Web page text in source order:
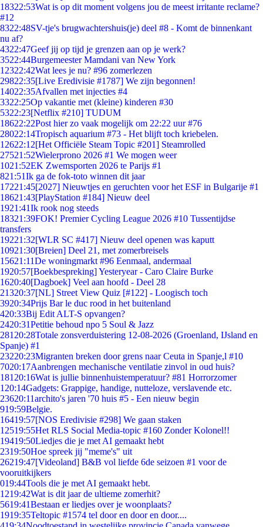
18322:53Wat is op dit moment volgens jou de meest irritante reclame?
#12
8322:48SV-tje's brugwachtershuis(je) deel #8 - Komt de binnenkant
nu af?
4322:47Geef jij op tijd je grenzen aan op je werk?
3522:44Burgemeester Mamdani van New York
12322:42Wat lees je nu? #96 zomerlezen
29822:35[Live Eredivisie #1787] We zijn begonnen!
14022:35Afvallen met injecties #4
3322:25Op vakantie met (kleine) kinderen #30
5322:23[Netflix #210] TUDUM
18622:22Post hier zo vaak mogelijk om 22:22 uur #76
28022:14Tropisch aquarium #73 - Het blijft toch kriebelen.
12622:12[Het Officiële Steam Topic #201] Steamrolled
27521:52Wielerprono 2026 #1 We mogen weer
1021:52EK Zwemsporten 2026 te Parijs #1
821:51Ik ga de fok-toto winnen dit jaar
17221:45[2027] Nieuwtjes en geruchten voor het ESF in Bulgarije #1
18621:43[PlayStation #184] Nieuw deel
1921:41Ik rook nog steeds
18321:39FOK! Premier Cycling League 2026 #10 Tussentijdse
transfers
19221:32[WLR SC #417] Nieuw deel openen was kaputt
10921:30[Breien] Deel 21, met zomerbreisels
15621:11De woningmarkt #96 Eenmaal, andermaal
1920:57[Boekbespreking] Yesteryear - Caro Claire Burke
1620:40[Dagboek] Veel aan hoofd - Deel 28
21320:37[NL] Street View Quiz [#122] - Loogisch toch
3920:34Prijs Bar le duc rood in het buitenland
420:33Bij Edit ALT-S opvangen?
2420:31Petitie behoud npo 5 Soul & Jazz
281 20:28Totale zonsverduistering 12-08-2026 (Groenland, IJsland en
Spanje) #1
23220:23Migranten breken door grens naar Ceuta in Spanje,l #10
7020:17Aanbrengen mechanische ventilatie zinvol in oud huis?
181 20:16Wat is jullie binnenhuistemperatuur? #81 Horrorzomer
1 20:14Gadgets: Grappige, handige, nutteloze, verslavende etc.
23620:11archito's jaren '70 huis #5 - Een nieuw begin
919:59Belgie.
16419:57[NOS Eredivisie #298] We gaan staken
12519:55Het RLS Social Media-topic #160 Zonder Kolonel!!
19419:50Liedjes die je met AI gemaakt hebt
2319:50Hoe spreek jij "meme's" uit
26219:47[Videoland] B&B vol liefde 6de seizoen #1 voor de
vooruitkijkers
019:44Tools die je met AI gemaakt hebt.
1219:42Wat is dit jaar de ultieme zomerhit?
5619:41Bestaan er liedjes over je woonplaats?
1919:35Teltopic #1574 tel door en door en door....